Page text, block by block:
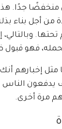
منخفضًا جدًا.
أجل بناء
وبالتالي،
فهو
مثل إخبارهم
يدفعون الناس
مرة أخرى.